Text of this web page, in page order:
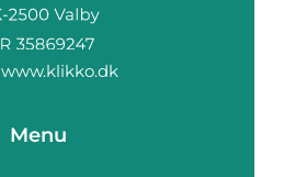
www.klikko.dk
Menu